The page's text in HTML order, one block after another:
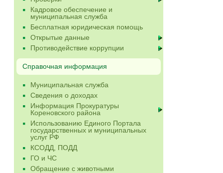
Кадровое обеспечение и
муниципальная служба
Бесплатная юридическая помощь
Открытые данные
Противодействие коррупции
Справочная информация
Муниципальная служба
Сведения о доходах
Информация Прокуратуры
Кореновского района
Использованию Единого Портала
государственных и муниципальных
услуг РФ
КСОДД, ПОДД
ГО и ЧС
Обращение с животными